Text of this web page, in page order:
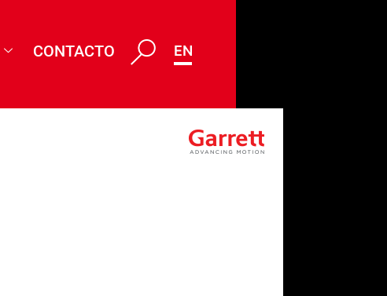
CONTACTO ENG